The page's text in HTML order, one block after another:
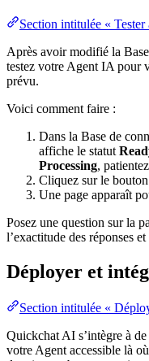
Section intitulée «
Après avoir modifié la
testez votre Agent IA pour
prévu.
Voici comment faire :
Dans la Base de
affiche le statut
Processing,
Cliquez sur le bouton
Une page apparaît
Posez une question sur la
l’exactitude des réponses
Déployer et
Section intitulée «
Quickchat AI s’intègre à
votre Agent accessible là